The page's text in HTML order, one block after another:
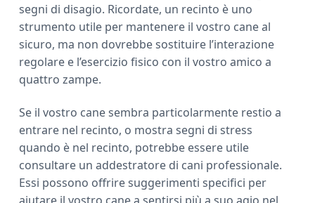
segni di disagio. Ricordate, un recinto è uno
strumento utile per mantenere il vostro cane al
sicuro, ma non dovrebbe sostituire l’interazione
regolare e l’esercizio fisico con il vostro amico a
quattro zampe.
Se il vostro cane sembra particolarmente restio a
entrare nel recinto, o mostra segni di stress
quando è nel recinto, potrebbe essere utile
consultare un addestratore di cani professionale.
Essi possono offrire suggerimenti specifici per